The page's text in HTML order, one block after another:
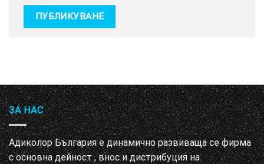
ЗА НАС
Адиколор България е динамично развиваща се фирма
с основна дейност , внос и дистрибуция на